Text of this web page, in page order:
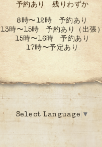
予約あり 残りわずか
8時〜12時 予約あり
13時〜15時 予約あり（出張）
15時〜16時 予約あり
17時〜予定あり
Select Language ▼